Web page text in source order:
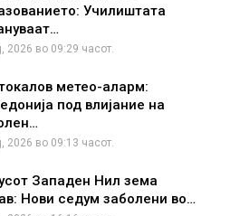
Училиштата
2026 во 09:29 часот.
метео-аларм:
под влијание на
2026 во 09:13 часот.
Западен Нил зема
Нови седум заболени во…